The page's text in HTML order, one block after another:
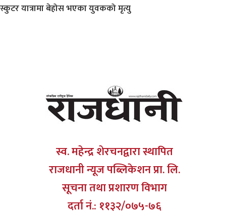
स्कुटर यात्रामा बेहोस भएका युवकको मृत्यु
स्व. महेन्द्र शेरचनद्वारा स्थापित
राजधानी न्यूज पब्लिकेशन प्रा. लि.
सूचना तथा प्रशारण विभाग
दर्ता नं.: ११३२/०७५-७६